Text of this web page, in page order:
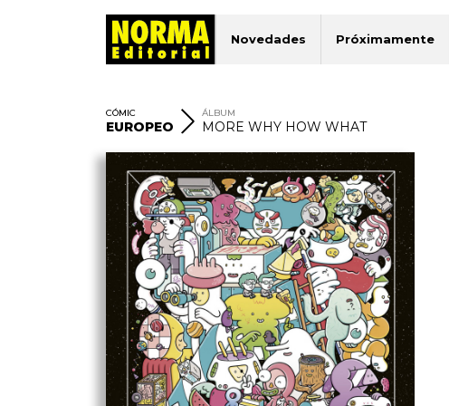
Novedades Próximamente
CÓMIC
EUROPEO
ÁLBUM
MORE WHY HOW WHAT